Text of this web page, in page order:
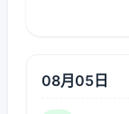
08月05日